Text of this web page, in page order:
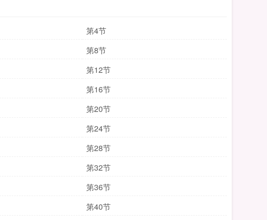
第4节
第8节
第12节
第16节
第20节
第24节
第28节
第32节
第36节
第40节